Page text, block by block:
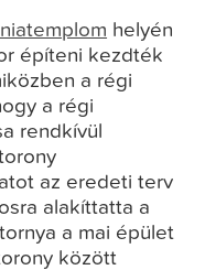
helyén
építeni kezdték
a régi
a régi
rendkívül
az eredeti terv
alakíttatta a
a mai épület
között